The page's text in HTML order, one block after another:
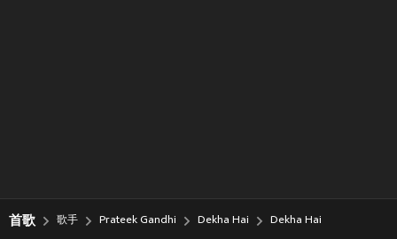
首歌 歌手 Prateek Gandhi Dekha Hai Dekha Hai